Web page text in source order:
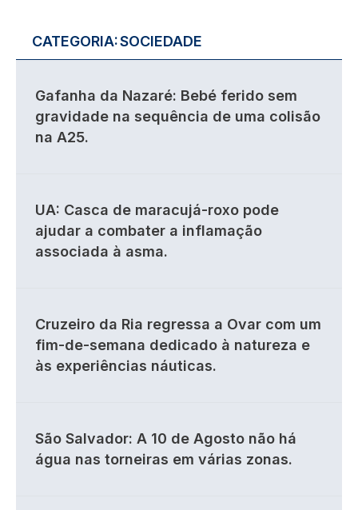
CATEGORIA:SOCIEDADE
Gafanha da Nazaré: Bebé ferido sem
gravidade na sequência de uma colisão
na A25.
UA: Casca de maracujá-roxo pode
ajudar a combater a inflamação
associada à asma.
Cruzeiro da Ria regressa a Ovar com um
fim-de-semana dedicado à natureza e
às experiências náuticas.
São Salvador: A 10 de Agosto não há
água nas torneiras em várias zonas.